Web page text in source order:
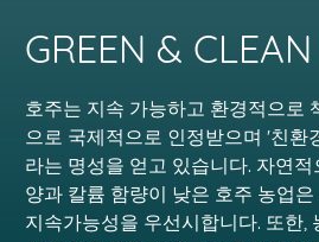
GREEN & CLEAN
호주는 지속 가능하고 환경적으로
으로 국제적으로 인정받으며 '친환
라는 명성을 얻고 있습니다. 자연
양과 칼륨 함량이 낮은 호주 농업
지속가능성을 우선시합니다. 또한,